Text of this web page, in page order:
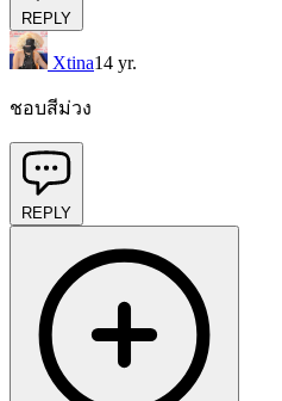
REPLY
Xtina14 yr.
ชอบสีม่วง
REPLY